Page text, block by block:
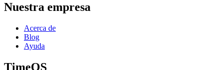
Nuestra empresa
Acerca de
Blog
Ayuda
TimeOS